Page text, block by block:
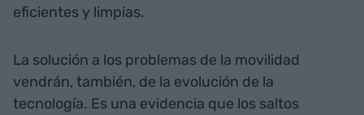
eficientes y limpias.
La solución a los problemas de la movilidad
vendrán, también, de la evolución de la
tecnología. Es una evidencia que los saltos